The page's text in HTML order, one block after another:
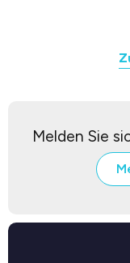
Melden Sie